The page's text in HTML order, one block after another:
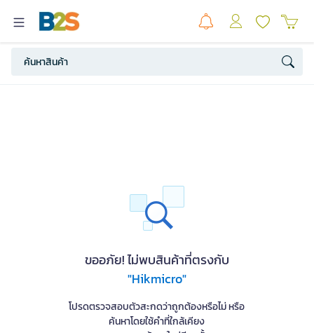
ขออภัย! ไม่พบสินค้าที่ตรงกับ
"Hikmicro"
โปรดตรวจสอบตัวสะกดว่าถูกต้องหรือไม่ หรือ
ค้นหาโดยใช้คำที่ใกล้เคียง